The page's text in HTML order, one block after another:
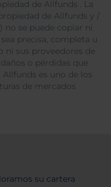
de Allfunds . La
de Allfunds y /
no se puede copiar ni
precisa, completa u
ni sus proveedores de
o pérdidas que
es uno de los
de mercados
su cartera